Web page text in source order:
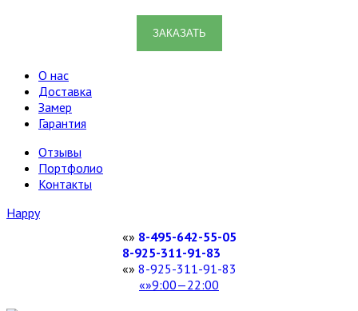
ЗАКАЗАТЬ
О нас
Доставка
Замер
Гарантия
Отзывы
Портфолио
Контакты
Happy
8-495-642-55-05
8-925-311-91-83
8-925-311-91-83
9:00—22:00